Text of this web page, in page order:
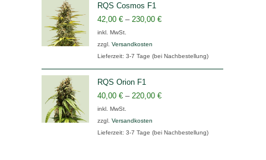
RQS Cosmos F1
42,00 € – 230,00 €
inkl. MwSt.
zzgl. Versandkosten
Lieferzeit: 3-7 Tage (bei Nachbestellung)
RQS Orion F1
40,00 € – 220,00 €
inkl. MwSt.
zzgl. Versandkosten
Lieferzeit: 3-7 Tage (bei Nachbestellung)